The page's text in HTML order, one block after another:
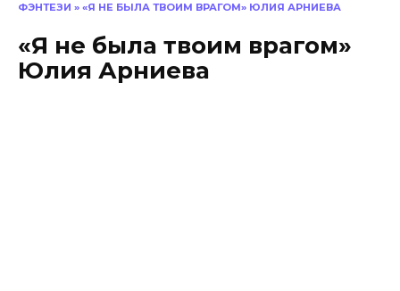
ФЭНТЕЗИ » «Я НЕ БЫЛА ТВОИМ ВРАГОМ» ЮЛИЯ АРНИЕВА
«Я не была твоим врагом»
Юлия Арниева